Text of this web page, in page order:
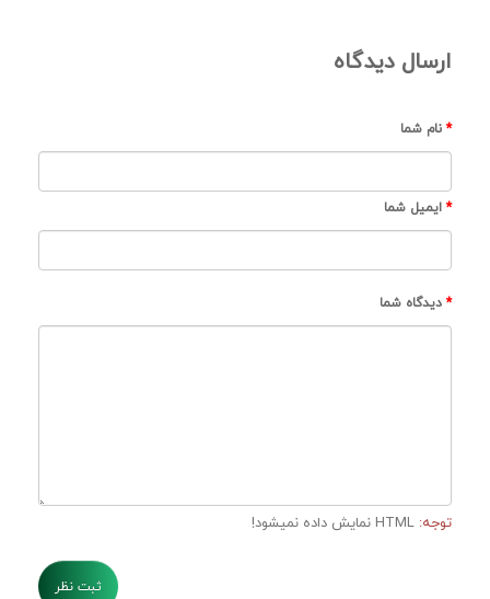
ارسال دیدگاه
نام شما
ایمیل شما
دیدگاه شما
توجه:
ثبت نظر